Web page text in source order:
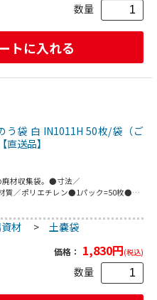
数量
トに入れる
う袋 白 IN1011H 50枚/袋（ご
送品】
材収集袋。●寸法／
質／ポリエチレン●1パック=50枚●ハ
う袋、50枚入です。
材 > 土嚢袋
価格： 1,830円(税込)
数量